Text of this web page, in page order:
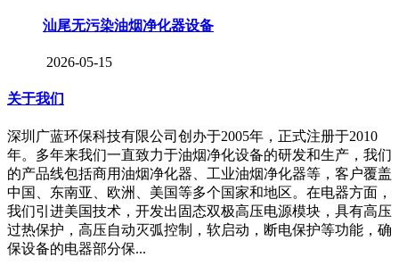
汕尾无污染油烟净化器设备
2026-05-15
关于我们
深圳广蓝环保科技有限公司创办于2005年，正式注册于2010
年。多年来我们一直致力于油烟净化设备的研发和生产，我们
的产品线包括商用油烟净化器、工业油烟净化器等，客户覆盖
中国、东南亚、欧洲、美国等多个国家和地区。在电器方面，
我们引进美国技术，开发出固态双极高压电源模块，具有高压
过热保护，高压自动灭弧控制，软启动，断电保护等功能，确
保设备的电器部分保...